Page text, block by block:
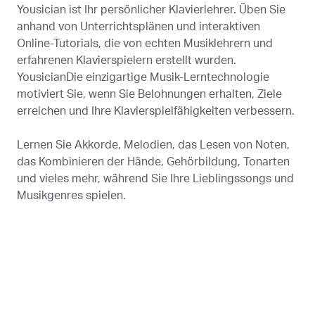
Yousician ist Ihr persönlicher Klavierlehrer. Üben Sie
anhand von Unterrichtsplänen und interaktiven
Online-Tutorials, die von echten Musiklehrern und
erfahrenen Klavierspielern erstellt wurden.
YousicianDie einzigartige Musik-Lerntechnologie
motiviert Sie, wenn Sie Belohnungen erhalten, Ziele
erreichen und Ihre Klavierspielfähigkeiten verbessern.
Lernen Sie Akkorde, Melodien, das Lesen von Noten,
das Kombinieren der Hände, Gehörbildung, Tonarten
und vieles mehr, während Sie Ihre Lieblingssongs und
Musikgenres spielen.